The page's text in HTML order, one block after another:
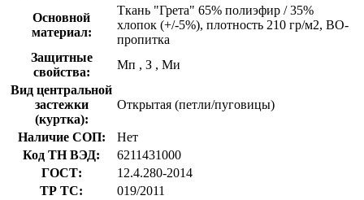
Основной
материал:
Ткань "Грета" 65% полиэфир / 35%
хлопок (+/-5%), плотность 210 гр/м2, ВО-
пропитка
Защитные
свойства:
Мп , З , Ми
Вид центральной
застежки
(куртка):
Открытая (петли/пуговицы)
Наличие СОП:
Нет
Код ТН ВЭД:
6211431000
ГОСТ:
12.4.280-2014
ТР ТС:
019/2011